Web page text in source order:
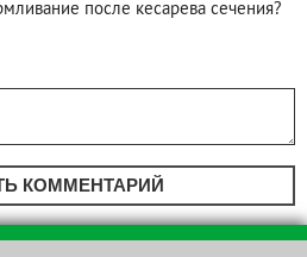
после кесарева сечения?
КОММЕНТАРИЙ